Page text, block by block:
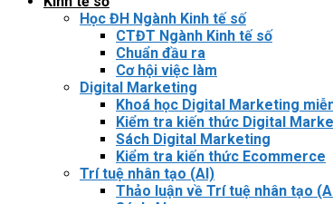
Học ĐH Ngành Kinh tế số
CTĐT Ngành Kinh tế số
Chuẩn đầu ra
Cơ hội việc làm
Digital Marketing
Khoá học Digital Marketing
Kiểm tra kiến thức Digital
Sách Digital Marketing
Kiểm tra kiến thức Ecommerce
Trí tuệ nhân tạo (AI)
Thảo luận về Trí tuệ nhân tạo